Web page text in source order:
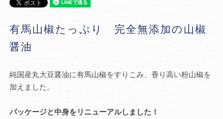
有馬山椒たっぷり 完全無添加の山椒
醤油
純国産丸大豆醤油に有馬山椒をすりこみ、香り高い粉山椒を
加えました。
パッケージと中身をリニューアルしました！